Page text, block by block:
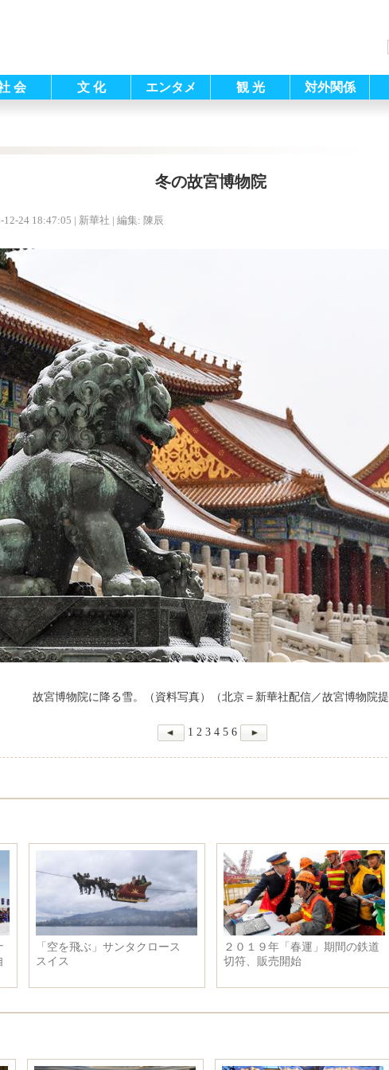
会 文 化 エンタメ 観 光 対外関係
冬の故宮博物院
12-24 18:47:05 | 新華社 | 編集: 陳辰
故宮博物院に降る雪。（資料写真）（北京＝新華社配信／故宮博物院
1 2 3 4 5 6
「空を飛ぶ」サンタクロース
スイス
２０１９年「春運」期間の鉄道
切符、販売開始